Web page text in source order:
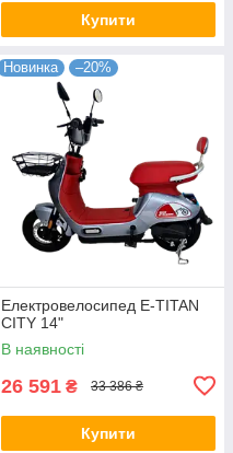
Купити
Новинка –20%
Електровелосипед E-TITAN
CITY 14"
В наявності
26 591 ₴ 33 386 ₴
Купити